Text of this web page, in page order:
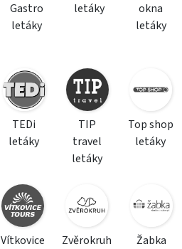
Gastro
letáky
letáky
okna
letáky
TEDi
letáky
TIP
travel
letáky
Top shop
letáky
Vítkovice
Zvěrokruh
Žabka